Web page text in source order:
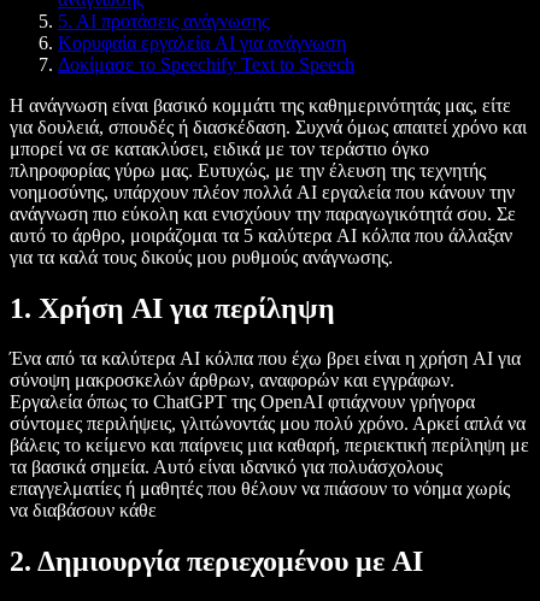
5. AI προτάσεις ανάγνωσης
Κορυφαία εργαλεία AI για ανάγνωση
Δοκίμασε το Speechify Text to Speech
Η ανάγνωση είναι βασικό κομμάτι της καθημερινότητάς μας, είτε
για δουλειά, σπουδές ή διασκέδαση. Συχνά όμως απαιτεί χρόνο και
μπορεί να σε κατακλύσει, ειδικά με τον τεράστιο όγκο
πληροφορίας γύρω μας. Ευτυχώς, με την έλευση της τεχνητής
νοημοσύνης, υπάρχουν πλέον πολλά AI εργαλεία που κάνουν την
ανάγνωση πιο εύκολη και ενισχύουν την παραγωγικότητά σου. Σε
αυτό το άρθρο, μοιράζομαι τα 5 καλύτερα AI κόλπα που άλλαξαν
για τα καλά τους δικούς μου ρυθμούς ανάγνωσης.
1. Χρήση AI για περίληψη
Ένα από τα καλύτερα AI κόλπα που έχω βρει είναι η χρήση AI για
σύνοψη μακροσκελών άρθρων, αναφορών και εγγράφων.
Εργαλεία όπως το ChatGPT της OpenAI φτιάχνουν γρήγορα
σύντομες περιλήψεις, γλιτώνοντάς μου πολύ χρόνο. Αρκεί απλά να
βάλεις το κείμενο και παίρνεις μια καθαρή, περιεκτική περίληψη με
τα βασικά σημεία. Αυτό είναι ιδανικό για πολυάσχολους
επαγγελματίες ή μαθητές που θέλουν να πιάσουν το νόημα χωρίς
να διαβάσουν κάθε
2. Δημιουργία περιεχομένου με AI